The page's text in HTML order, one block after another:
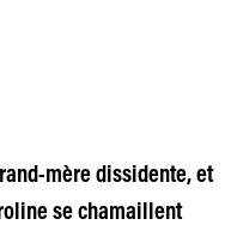
mère dissidente, et
se chamaillent